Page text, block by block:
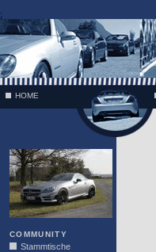
;
HOME
COMMUNITY
Stammtische